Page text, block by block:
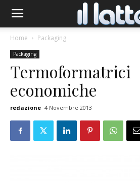
Home Packaging
Packaging
Termoformatrici
economiche
redazione 4 Novembre 2013